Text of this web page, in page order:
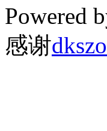
Powered
感谢